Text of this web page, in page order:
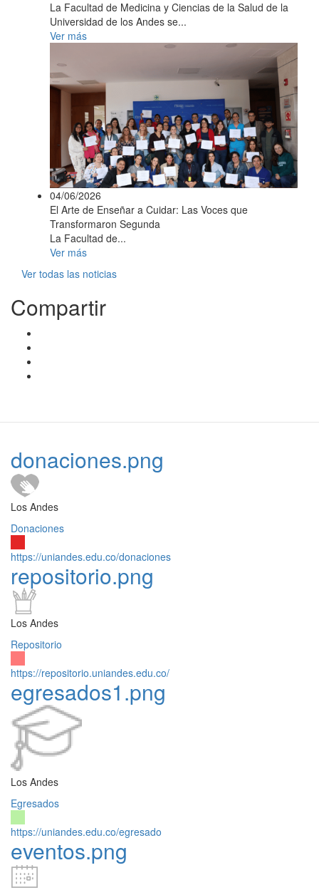
La Facultad de Medicina y Ciencias de la Salud de la
Universidad de los Andes se...
Ver más
04/06/2026
El Arte de Enseñar a Cuidar: Las Voces que
Transformaron Segunda
La Facultad de...
Ver más
Ver todas las noticias
Compartir
donaciones.png
Los Andes
Donaciones
https://uniandes.edu.co/donaciones
repositorio.png
Los Andes
Repositorio
https://repositorio.uniandes.edu.co/
egresados1.png
Los Andes
Egresados
https://uniandes.edu.co/egresado
eventos.png